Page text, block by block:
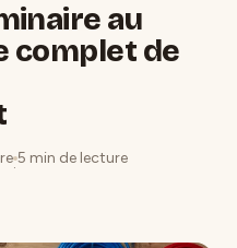
au
complet de
·
5 min de lecture